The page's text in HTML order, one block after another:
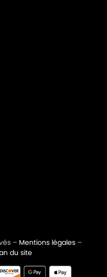
– Mentions légales –
du site